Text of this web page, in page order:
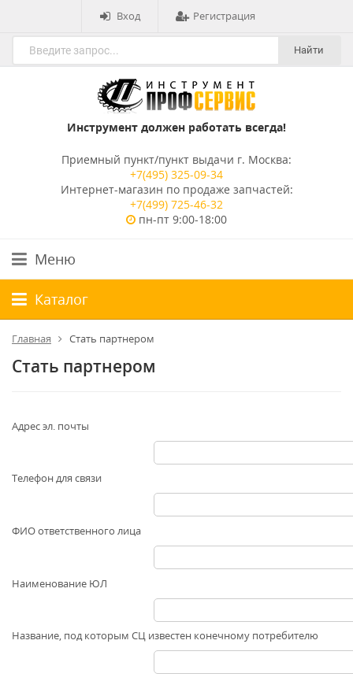
Вход Регистрация
Найти
Инструмент должен работать всегда!
Приемный пункт/пункт выдачи г. Москва:
+7(495) 325-09-34
Интернет-магазин по продаже запчастей:
+7(499) 725-46-32
пн-пт 9:00-18:00
Меню
Каталог
Главная Стать партнером
Стать партнером
Адрес эл. почты
Телефон для связи
ФИО ответственного лица
Наименование ЮЛ
Название, под которым СЦ известен конечному потребителю